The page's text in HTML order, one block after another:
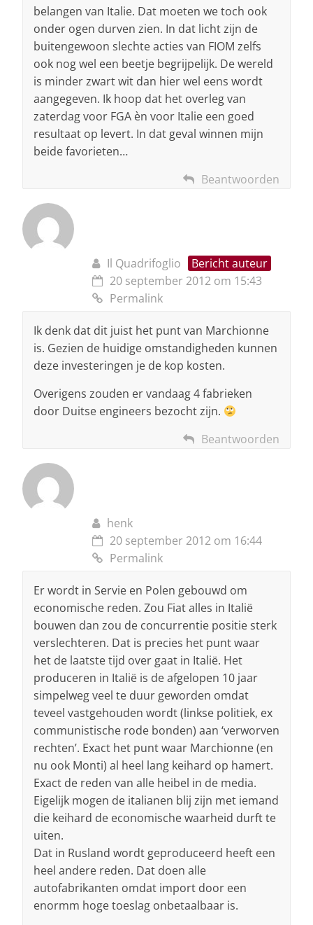
belangen van Italie. Dat moeten we toch ook
onder ogen durven zien. In dat licht zijn de
buitengewoon slechte acties van FIOM zelfs
ook nog wel een beetje begrijpelijk. De wereld
is minder zwart wit dan hier wel eens wordt
aangegeven. Ik hoop dat het overleg van
zaterdag voor FGA èn voor Italie een goed
resultaat op levert. In dat geval winnen mijn
beide favorieten…
Beantwoorden
Il Quadrifoglio
Bericht auteur
20 september 2012 om 15:43
Permalink
Ik denk dat dit juist het punt van Marchionne
is. Gezien de huidige omstandigheden kunnen
deze investeringen je de kop kosten.
Overigens zouden er vandaag 4 fabrieken
door Duitse engineers bezocht zijn.
Beantwoorden
henk
20 september 2012 om 16:44
Permalink
Er wordt in Servie en Polen gebouwd om
economische reden. Zou Fiat alles in Italië
bouwen dan zou de concurrentie positie sterk
verslechteren. Dat is precies het punt waar
het de laatste tijd over gaat in Italië. Het
produceren in Italië is de afgelopen 10 jaar
simpelweg veel te duur geworden omdat
teveel vastgehouden wordt (linkse politiek, ex
communistische rode bonden) aan ‘verworven
rechten’. Exact het punt waar Marchionne (en
nu ook Monti) al heel lang keihard op hamert.
Exact de reden van alle heibel in de media.
Eigelijk mogen de italianen blij zijn met iemand
die keihard de economische waarheid durft te
uiten.
Dat in Rusland wordt geproduceerd heeft een
heel andere reden. Dat doen alle
autofabrikanten omdat import door een
enormm hoge toeslag onbetaalbaar is.